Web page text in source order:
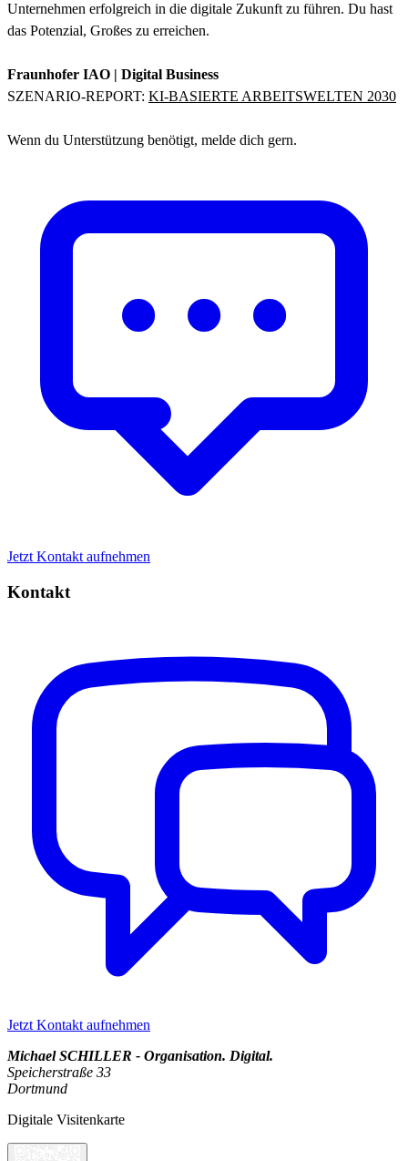
Unternehmen erfolgreich in die digitale Zukunft zu führen. Du hast
das Potenzial, Großes zu erreichen.
Fraunhofer IAO | Digital Business
SZENARIO-REPORT: KI-BASIERTE ARBEITSWELTEN 2030
Wenn du Unterstützung benötigt, melde dich gern.
Jetzt Kontakt aufnehmen
Kontakt
Jetzt Kontakt aufnehmen
Michael SCHILLER - Organisation. Digital.
Speicherstraße 33
Dortmund
Digitale Visitenkarte